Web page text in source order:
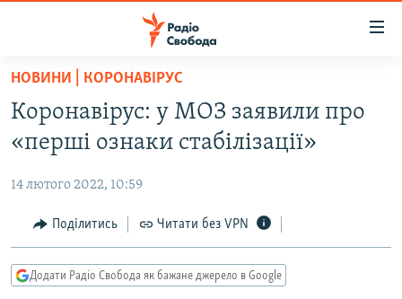
Перейти
основного
матеріалу
Перейти
до
навігації
Перейти
до
ВСЕ ЗА ДОБУ
СТАТТІ
ПОЛІТИКА
ЕКОНОМІКА
КУЛЬТУРА
ВІЙНА
РОСІЙСЬКА «ФІЛЬТРАЦІЯ»
КРИМ.РЕАЛІЇ
НОВИНИ | КОРОНАВІРУС
Коронавірус: у МОЗ заявили про
«перші ознаки стабілізації»
14 лютого 2022, 10:59
Поділитись Читати без VPN
Додати Радіо Свобода як бажане джерело в Google